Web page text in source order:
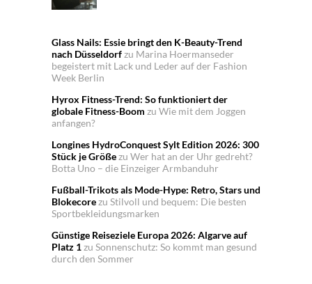
Glass Nails: Essie bringt den K-Beauty-Trend
nach Düsseldorfzu Marina Hoermanseder
begeistert mit Lack und Leder auf der Fashion
Week Berlin
Hyrox Fitness-Trend: So funktioniert der
globale Fitness-Boom zu Wie mit dem Joggen
anfangen?
Longines HydroConquest Sylt Edition 2026: 300
Stück je Größezu Wer hat an der Uhr gedreht?
Botta Uno – die Einzeiger Armbanduhr
Fußball-Trikots als Mode-Hype: Retro, Stars und
Blokecorezu Stilvoll und bequem: Die besten
Sportbekleidungsmarken
Günstige Reiseziele Europa 2026: Algarve auf
Platz 1zu Sonnenschutz: So kommt man gesund
durch den Sommer